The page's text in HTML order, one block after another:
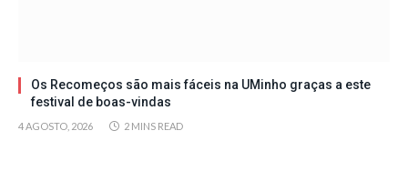
Os Recomeços são mais fáceis na UMinho graças a este
festival de boas-vindas
4 AGOSTO, 2026 2 MINS READ